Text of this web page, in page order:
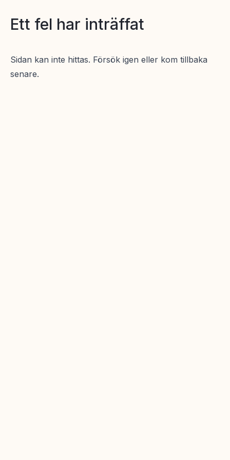
Ett fel har inträffat
Sidan kan inte hittas. Försök igen eller kom tillbaka
senare.